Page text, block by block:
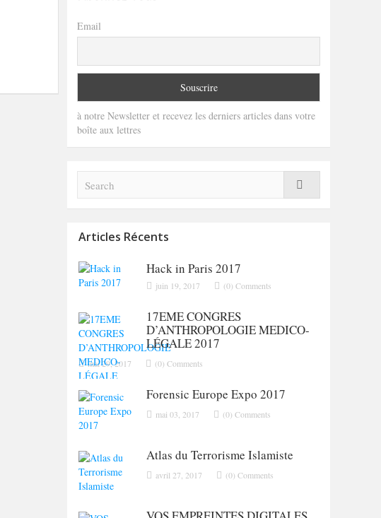
Email
à notre Newsletter et recevez les derniers articles dans votre
boîte aux lettres
Articles Récents
Hack in Paris 2017
juin 19, 2017 (0) Comments
17EME CONGRES
D’ANTHROPOLOGIE MEDICO-
LÉGALE 2017
mai 29, 2017 (0) Comments
Forensic Europe Expo 2017
mai 03, 2017 (0) Comments
Atlas du Terrorisme Islamiste
avril 27, 2017 (0) Comments